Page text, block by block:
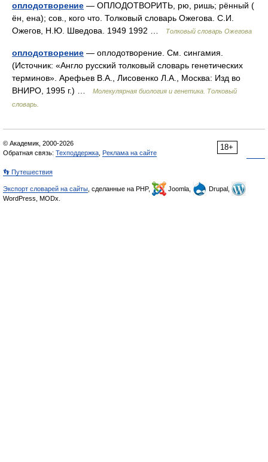
оплодотворение — ОПЛОДОТВОРИТЬ, рю, ришь; рённый (
ён, ена); сов., кого что. Толковый словарь Ожегова. С.И.
Ожегов, Н.Ю. Шведова. 1949 1992 …
Толковый словарь Ожегова
оплодотворение — оплодотворение. См. сингамия.
(Источник: «Англо русский толковый словарь генетических
терминов». Арефьев В.А., Лисовенко Л.А., Москва: Изд во
ВНИРО, 1995 г.) …
Молекулярная биология и генетика. Толковый
словарь.
18+
© Академик, 2000-2026
Обратная связь: Техподдержка Реклама на сайте
👣 Путешествия
Экспорт словарей на сайты , сделанные на PHP, Joomla,
Drupal,
WordPress, MODx.